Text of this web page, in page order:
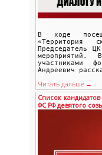
В ходе
«Территория
Председатель
мероприятий.
участниками
Андреевич
Читать дальше →
Список
ФС РФ девятого